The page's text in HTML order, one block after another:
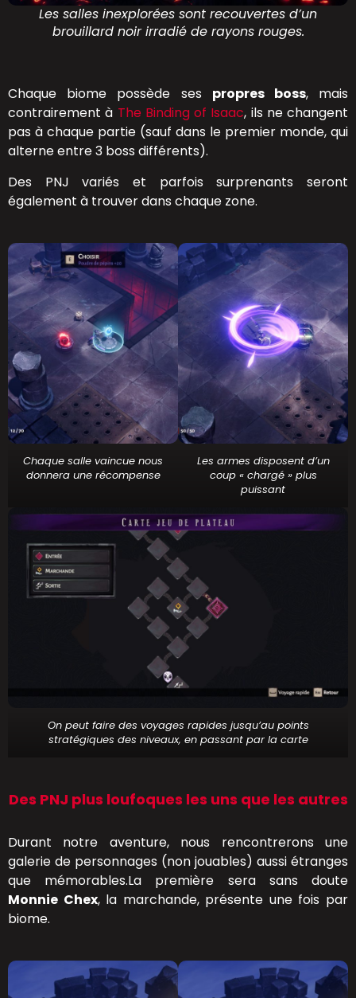
Les salles inexplorées sont recouvertes d’un
brouillard noir irradié de rayons rouges.
Chaque biome possède ses propres boss, mais
contrairement à The Binding of Isaac, ils ne changent
pas à chaque partie (sauf dans le premier monde, qui
alterne entre 3 boss différents).
Des PNJ variés et parfois surprenants seront
également à trouver dans chaque zone.
Chaque salle vaincue nous
donnera une récompense
Les armes disposent d’un
coup « chargé » plus
puissant
On peut faire des voyages rapides jusqu’au points
stratégiques des niveaux, en passant par la carte
Des PNJ plus loufoques les uns que les autres
Durant notre aventure, nous rencontrerons une
galerie de personnages (non jouables) aussi étranges
que mémorables.La première sera sans doute
Monnie Chex, la marchande, présente une fois par
biome.